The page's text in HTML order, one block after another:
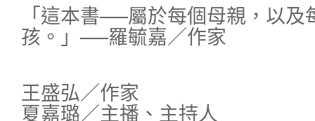
「這本書──屬於每個母親，以及
孩。」──羅毓嘉／作家
王盛弘／作家
夏嘉璐／主播、主持人